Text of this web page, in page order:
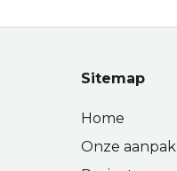
Sitemap
Home
Onze aanpak